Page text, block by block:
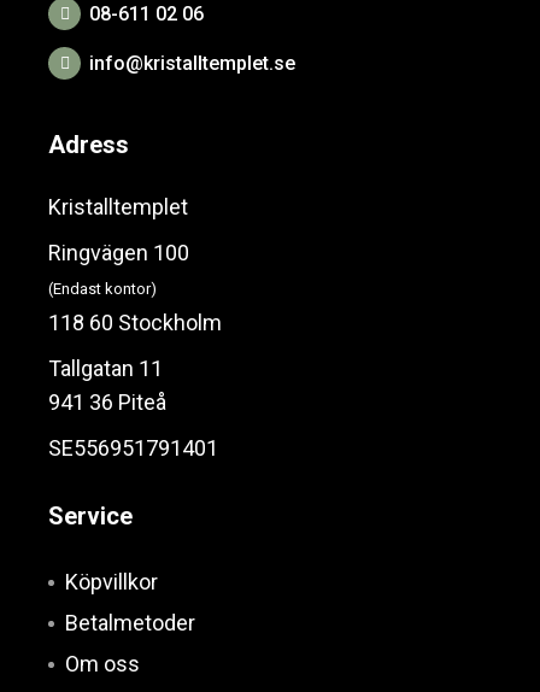
08-611 02 06
info@kristalltemplet.se
Adress
Kristalltemplet
Ringvägen 100
(Endast kontor)
118 60 Stockholm
Tallgatan 11
941 36 Piteå
SE556951791401
Service
Köpvillkor
Betalmetoder
Om oss